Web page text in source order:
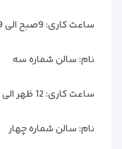
ساعت کاری:9صبح الی 9 شب
نام:سالن شماره سه
ساعت کاری:12 ظهر الی 11 شب
نام:سالن شماره چهار